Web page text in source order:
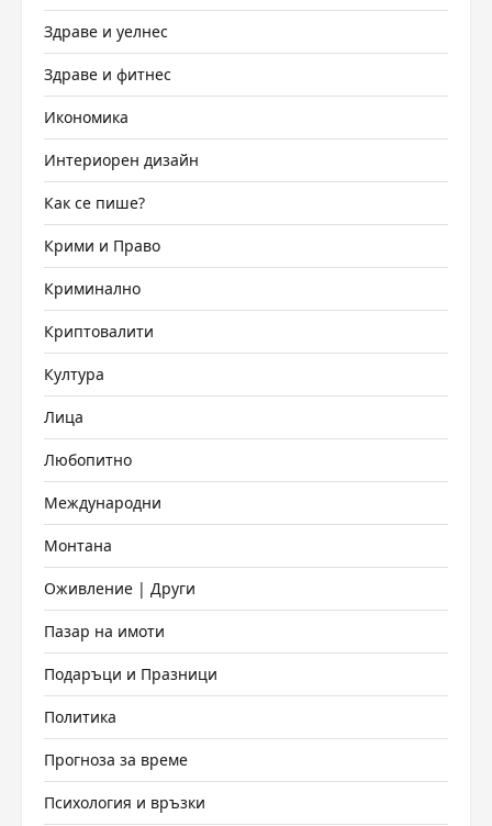
Здраве и уелнес
Здраве и фитнес
Икономика
Интериорен дизайн
Как се пише?
Крими и Право
Криминално
Криптовалити
Култура
Лица
Любопитно
Международни
Монтана
Оживление | Други
Пазар на имоти
Подаръци и Празници
Политика
Прогноза за време
Психология и връзки